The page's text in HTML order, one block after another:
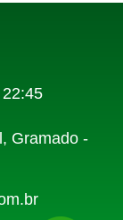
Gramado -